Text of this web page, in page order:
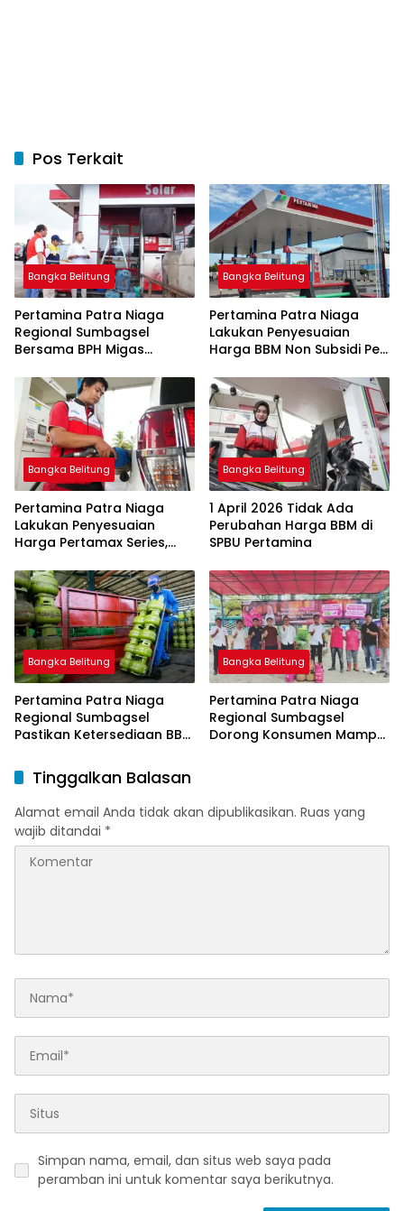
Pos Terkait
Bangka Belitung
Pertamina Patra Niaga
Regional Sumbagsel
Bersama BPH Migas
Penyaluran BBM Subsidi
bagi Nelayan melalui
Aplikasi XSTAR
Bangka Belitung
Pertamina Patra Niaga
Lakukan Penyesuaian
Harga BBM Non Subsidi Per
Bangka Belitung
Pertamina Patra Niaga
Lakukan Penyesuaian
Harga Pertamax Series,
Subsidi Tetap
Bangka Belitung
1 April 2026 Tidak Ada
Perubahan Harga BBM di
SPBU Pertamina
Bangka Belitung
Pertamina Patra Niaga
Regional Sumbagsel
Pastikan Ketersediaan BBM
Ramadan dan Menjelang
Idulfitri
Bangka Belitung
Pertamina Patra Niaga
Regional Sumbagsel
Dorong Konsumen Mampu
Tinggalkan Balasan
Alamat email Anda tidak akan dipublikasikan. Ruas yang
wajib ditandai *
Simpan nama, email, dan situs web saya pada
peramban ini untuk komentar saya berikutnya.